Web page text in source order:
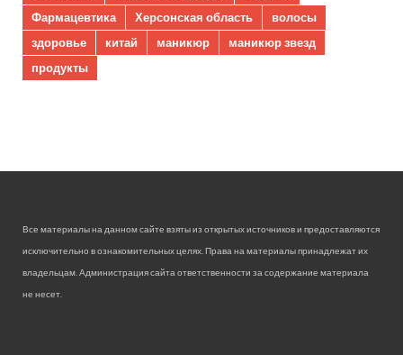
Фармацевтика
Херсонская область
волосы
здоровье
китай маникюр
маникюр звезд
продукты
Все материалы на данном сайте взяты из открытых источников и предоставляются
исключительно в ознакомительных целях. Права на материалы принадлежат их
владельцам. Администрация сайта ответственности за содержание материала
не несет.